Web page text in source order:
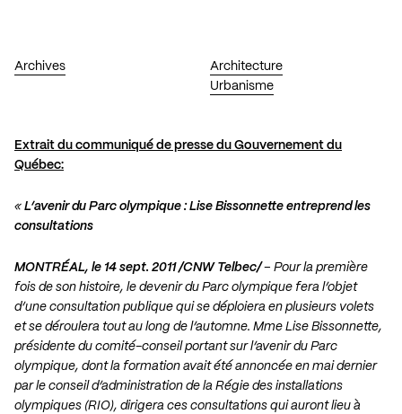
Archives
Architecture
Urbanisme
Extrait du communiqué de presse du Gouvernement du
Québec:
« L’avenir du Parc olympique : Lise Bissonnette entreprend les
consultations
MONTRÉAL, le 14 sept. 2011 /CNW Telbec/– Pour la première
fois de son histoire, le devenir du Parc olympique fera l’objet
d’une consultation publique qui se déploiera en plusieurs volets
et se déroulera tout au long de l’automne. Mme Lise Bissonnette,
présidente du comité-conseil portant sur l’avenir du Parc
olympique, dont la formation avait été annoncée en mai dernier
par le conseil d’administration de la Régie des installations
olympiques (RIO), dirigera ces consultations qui auront lieu à